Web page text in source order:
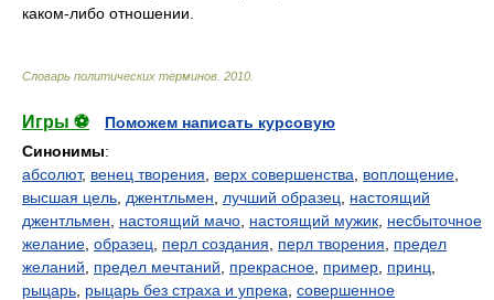
каком-либо отношении.
Словарь политических терминов 2010
Игры ⚽
Поможем написать курсовую
Синонимы:
абсолют, венец творения верх совершенства воплощение
высшая цель джентльмен лучший образец
настоящий
джентльмен
настоящий мачо настоящий мужик несбыточное
желание образец перл создания перл творения
предел
желаний
предел мечтаний прекрасное пример принц
рыцарь рыцарь без страха и упрека совершенное